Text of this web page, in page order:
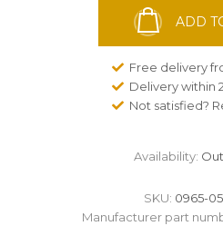
ADD
Free delivery
Delivery within
Not satisfied?
Availability:
SKU: 0965-
Manufacturer part